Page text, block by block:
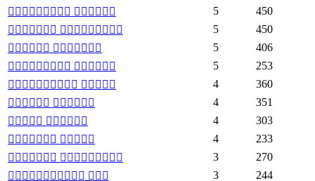
 
5
450
 
5
450
 
5
406
 
5
253
 
4
360
 
4
351
 
4
303
 
4
233
 
3
270
 
3
244